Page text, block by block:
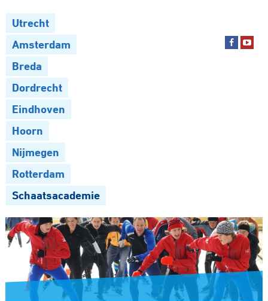
Utrecht
Amsterdam
Breda
Dordrecht
Eindhoven
Hoorn
Nijmegen
Rotterdam
Schaatsacademie